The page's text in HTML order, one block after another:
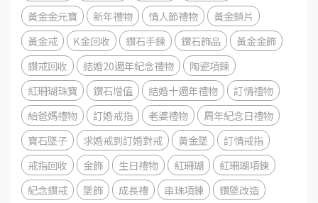
黃金金元寶
新年禮物 情人節禮物
黃金鎖片
黃金戒
K金回收 鑽石手鍊 鑽石飾品
黃金金飾
鑽戒回收
結婚20週年紀念禮物
陶瓷項鍊
紅珊瑚珠寶
鑽石增值 結婚十週年禮物
訂情禮物
給爸媽禮物
訂婚戒指 老婆禮物
周年紀念日禮物
寶石墜子
求婚戒到訂婚對戒 黃金墜
訂情戒指
戒指回收
金飾 生日禮物 紅珊瑚
紅珊瑚項鍊
紀念鑽戒
墜飾 成長禮 串珠項鍊
鑽墜改造